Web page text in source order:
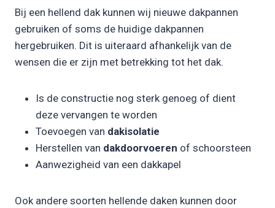
Bij een hellend dak kunnen wij nieuwe dakpannen
gebruiken of soms de huidige dakpannen
hergebruiken. Dit is uiteraard afhankelijk van de
wensen die er zijn met betrekking tot het dak.
Is de constructie nog sterk genoeg of dient
deze vervangen te worden
Toevoegen van dakisolatie
Herstellen van dakdoorvoeren of schoorsteen
Aanwezigheid van een dakkapel
Ook andere soorten hellende daken kunnen door